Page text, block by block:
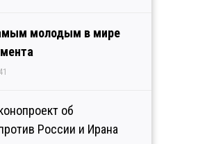
молодым в мире
об
России и Ирана